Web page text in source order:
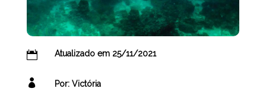
 Atualizado em 25/11/2021
 Por: Victória